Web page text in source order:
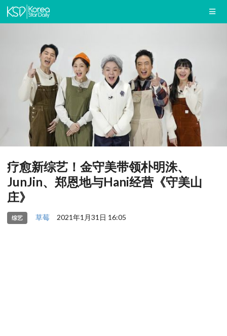
疗愈新综艺！金守美带领朴明洙、
JunJin、郑恩地与Hani经营《守美山
庄》
综艺 草莓 2021年1月31日 16:05